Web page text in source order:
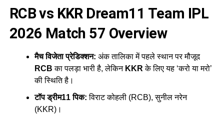
RCB vs KKR Dream11 Team IPL
2026 Match 57 Overview
मैच विजेता प्रेडिक्शन: अंक तालिका में पहले स्थान पर मौजूद
RCB का पलड़ा भारी है, लेकिन KKR के लिए यह ‘करो या मरो’
की स्थिति है।
टॉप ड्रीम11 पिक: विराट कोहली (RCB), सुनील नरेन
(KKR)।